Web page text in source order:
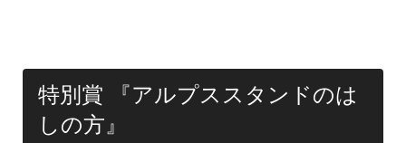
特別賞 『アルプススタンドのは
しの方』